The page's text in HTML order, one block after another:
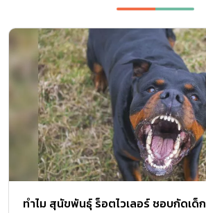
ทำไม สุนัขพันธุ์ ร็อตไวเลอร์ ชอบกัดเด็ก